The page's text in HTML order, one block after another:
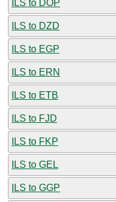
ILS to DOP
ILS to DZD
ILS to EGP
ILS to ERN
ILS to ETB
ILS to FJD
ILS to FKP
ILS to GEL
ILS to GGP